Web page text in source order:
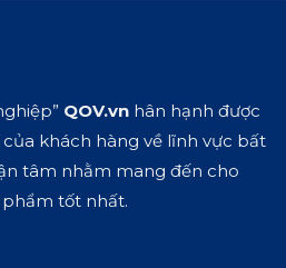
QOV.vn hân hạnh được
khách hàng về lĩnh vực bất
tâm nhằm mang đến cho
tốt nhất.